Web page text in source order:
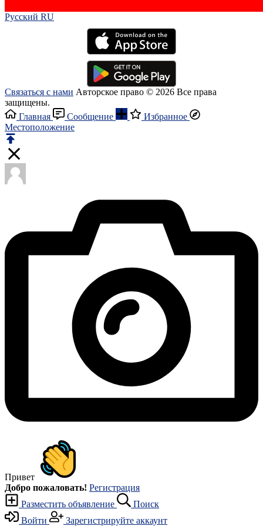
Русский RU‎
Связаться с нами Авторское право © 2026 Все права
защищены.
Главная
Сообщение
Избранное
Местоположение
Привет
Добро пожаловать! Регистрация
Разместить объявление
Поиск
Войти
Зарегистрируйте аккаунт